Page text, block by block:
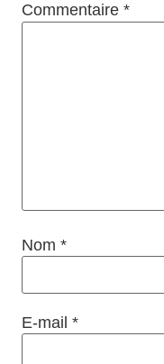
Commentaire *
Nom *
E-mail *